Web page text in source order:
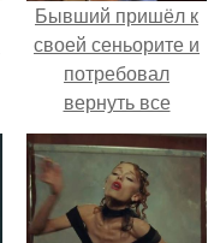
Бывший пришёл к
своей сеньорите и
потребовал
вернуть все
подарки.